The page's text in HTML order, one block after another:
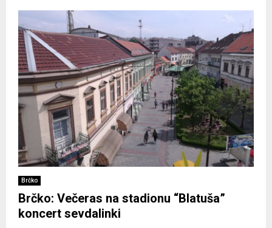
Brčko
Brčko: Večeras na stadionu “Blatuša”
koncert sevdalinki